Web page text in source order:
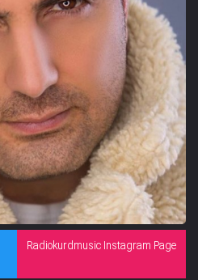
Radiokurdmusic Instagram Page